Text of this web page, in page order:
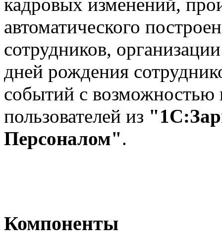
кадровых изменений,
автоматического
сотрудников,
дней рождения
событий с возможностью
пользователей из
Персоналом".
Компоненты